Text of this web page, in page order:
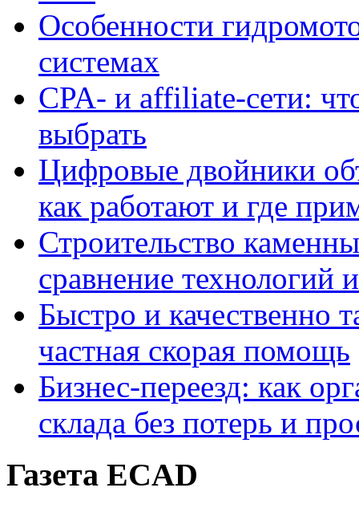
Особенности
системах
CPA- и affiliate-сети:
выбрать
Цифровые двойники
как работают и где
Строительство
сравнение технологий
Быстро и качественно
частная скорая помощь
Бизнес-переезд: как
склада без потерь и
Газета ECAD